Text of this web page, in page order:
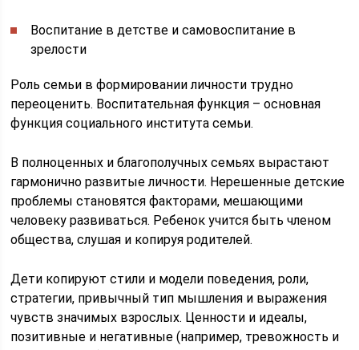
Воспитание в детстве и самовоспитание в
зрелости
Роль семьи в формировании личности трудно
переоценить. Воспитательная функция – основная
функция социального института семьи.
В полноценных и благополучных семьях вырастают
гармонично развитые личности. Нерешенные детские
проблемы становятся факторами, мешающими
человеку развиваться. Ребенок учится быть членом
общества, слушая и копируя родителей.
Дети копируют стили и модели поведения, роли,
стратегии, привычный тип мышления и выражения
чувств значимых взрослых. Ценности и идеалы,
позитивные и негативные (например, тревожность и